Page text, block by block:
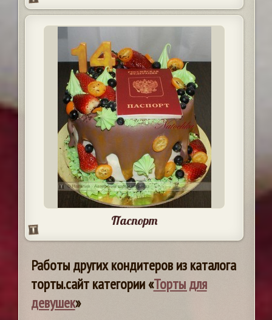
Паспорт
Работы других кондитеров из каталога
торты.сайт категории «Торты для
девушек»